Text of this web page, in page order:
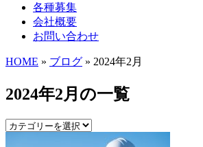
各種募集
会社概要
お問い合わせ
HOME » ブログ » 2024年2月
2024年2月の一覧